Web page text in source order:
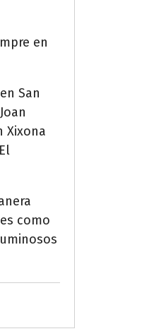
en
San
Xixona
como